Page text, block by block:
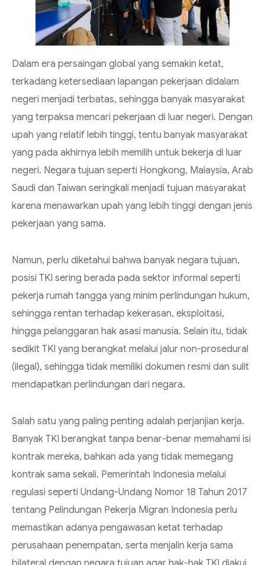
Dalam era persaingan global yang semakin ketat,
terkadang ketersediaan lapangan pekerjaan didalam
negeri menjadi terbatas, sehingga banyak masyarakat
yang terpaksa mencari pekerjaan di luar negeri. Dengan
upah yang relatif lebih tinggi, tentu banyak masyarakat
yang pada akhirnya lebih memilih untuk bekerja di luar
negeri. Negara tujuan seperti Hongkong, Malaysia, Arab
Saudi dan Taiwan seringkali menjadi tujuan masyarakat
karena menawarkan upah yang lebih tinggi dengan jenis
pekerjaan yang sama.
Namun, perlu diketahui bahwa banyak negara tujuan,
posisi TKI sering berada pada sektor informal seperti
pekerja rumah tangga yang minim perlindungan hukum,
sehingga rentan terhadap kekerasan, eksploitasi,
hingga pelanggaran hak asasi manusia. Selain itu, tidak
sedikit TKI yang berangkat melalui jalur non-prosedural
(ilegal), sehingga tidak memiliki dokumen resmi dan sulit
mendapatkan perlindungan dari negara.
Salah satu yang paling penting adalah perjanjian kerja.
Banyak TKI berangkat tanpa benar-benar memahami isi
kontrak mereka, bahkan ada yang tidak memegang
kontrak sama sekali. Pemerintah Indonesia melalui
regulasi seperti Undang-Undang Nomor 18 Tahun 2017
tentang Pelindungan Pekerja Migran Indonesia perlu
memastikan adanya pengawasan ketat terhadap
perusahaan penempatan, serta menjalin kerja sama